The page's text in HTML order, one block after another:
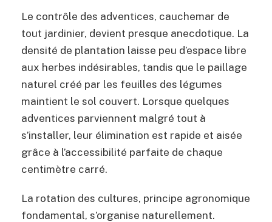
Le contrôle des adventices, cauchemar de
tout jardinier, devient presque anecdotique. La
densité de plantation laisse peu d’espace libre
aux herbes indésirables, tandis que le paillage
naturel créé par les feuilles des légumes
maintient le sol couvert. Lorsque quelques
adventices parviennent malgré tout à
s’installer, leur élimination est rapide et aisée
grâce à l’accessibilité parfaite de chaque
centimètre carré.
La rotation des cultures, principe agronomique
fondamental, s’organise naturellement.